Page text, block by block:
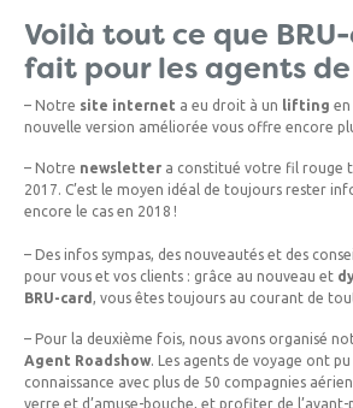
Voilà tout ce que
fait pour les agents
– Notre site internet a eu droit à un lifting
nouvelle version améliorée vous offre encore
– Notre newsletter a constitué votre fil rouge
2017. C’est le moyen idéal de toujours rester
encore le cas en 2018 !
– Des infos sympas, des nouveautés et des
pour vous et vos clients : grâce au nouveau et
BRU-card , vous êtes toujours au courant de
– Pour la deuxième fois, nous avons organisé
Agent Roadshow. Les agents de voyage ont
connaissance avec plus de 50 compagnies
verre et d’amuse-bouche, et profiter de